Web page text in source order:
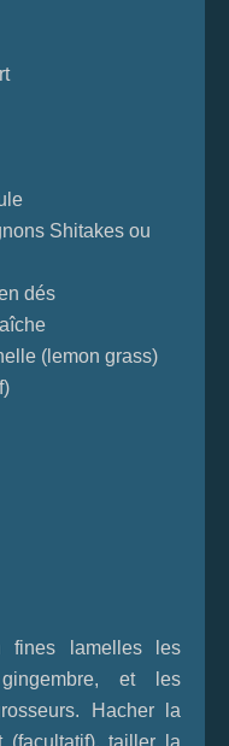
Shitakes ou
dés
(lemon grass)
fines lamelles les
et les
Hacher la
(facultatif), tailler la